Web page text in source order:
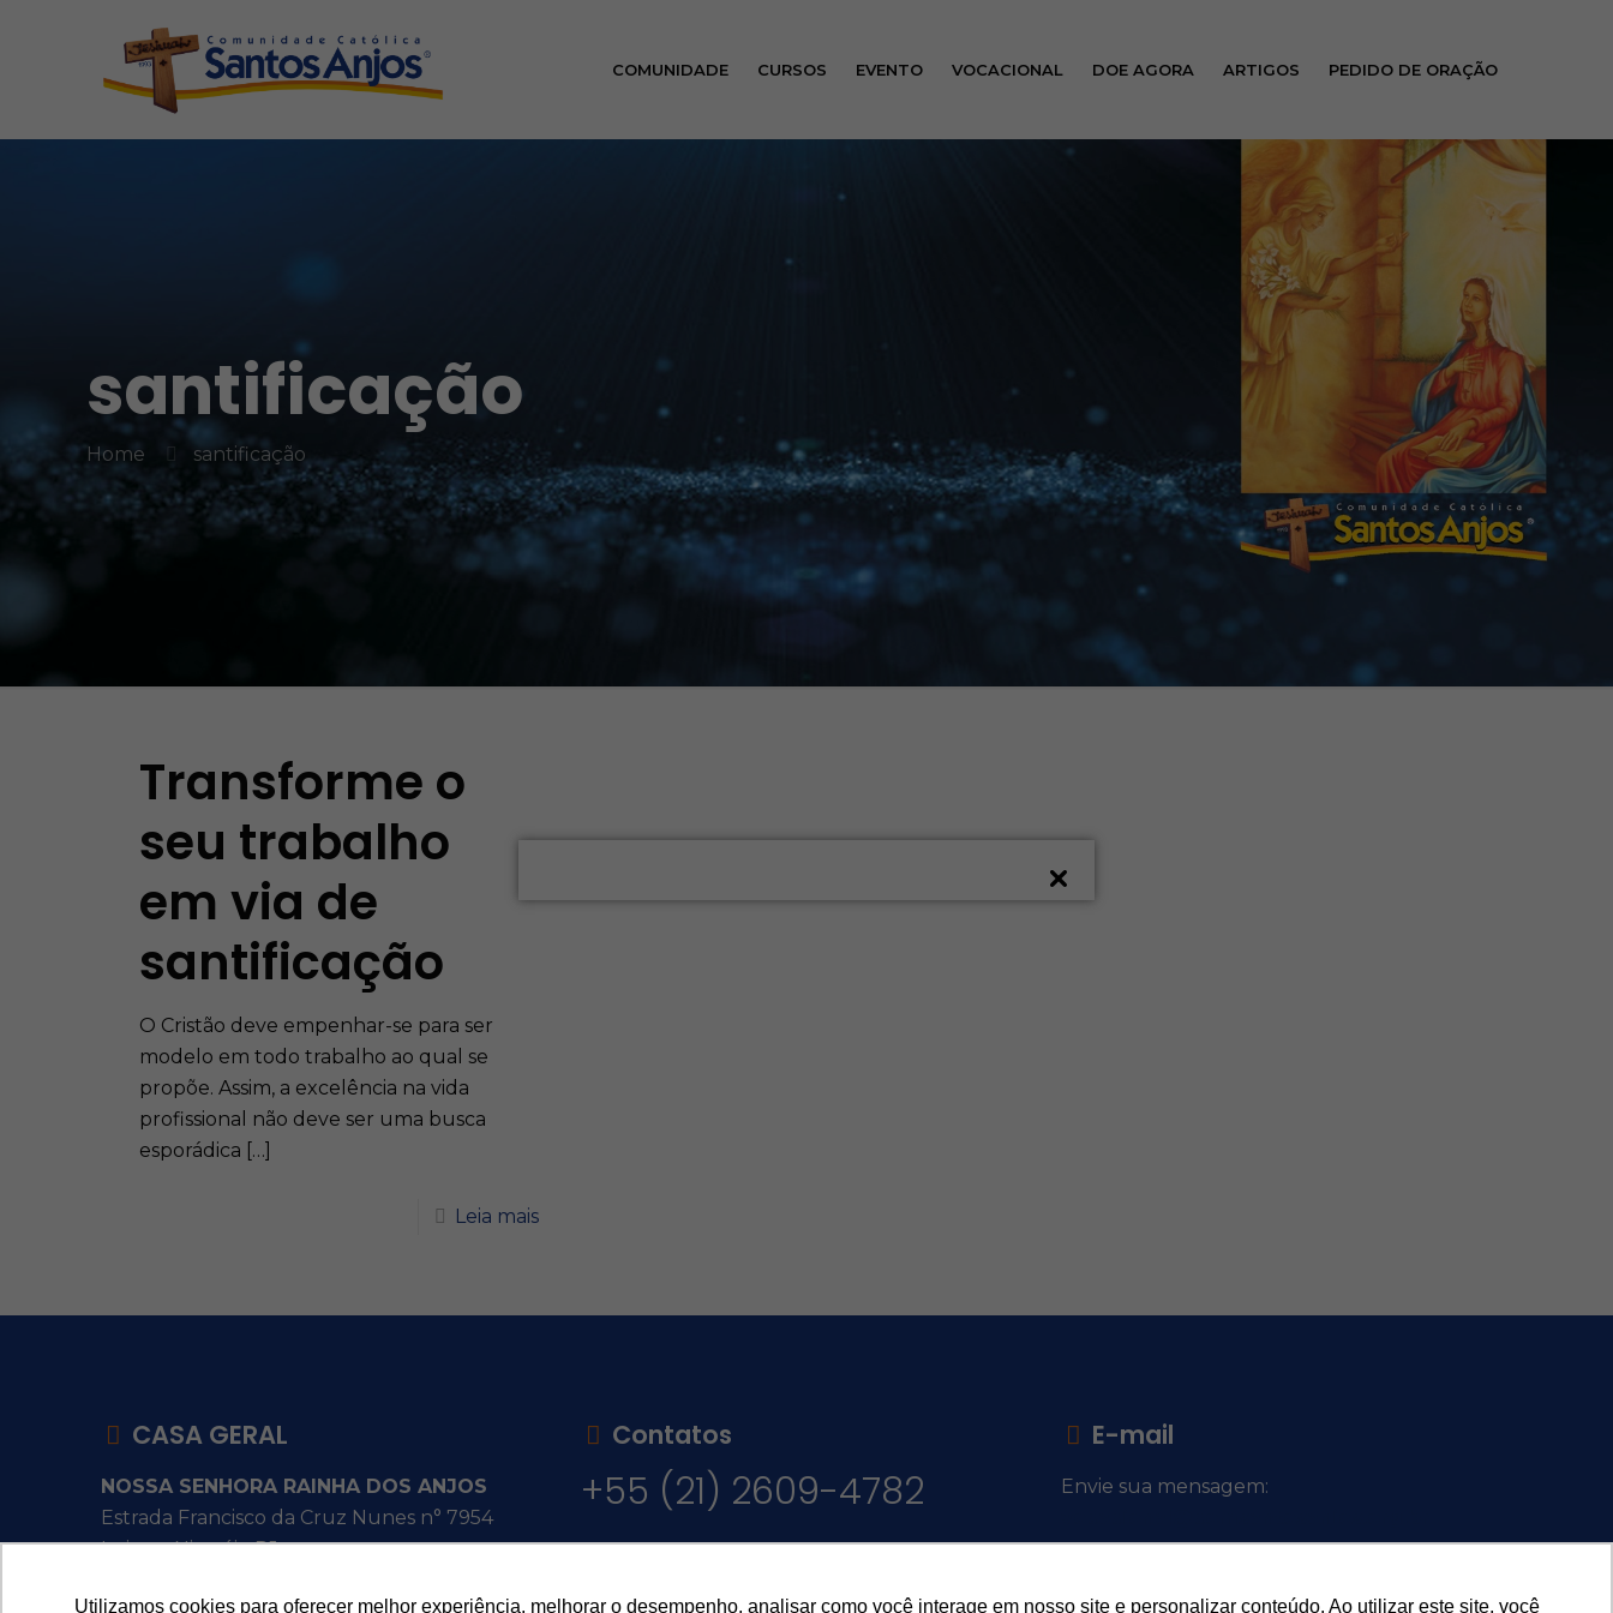
Utilizamos cookies para oferecer melhor experiência, melhorar o desempenho, analisar como você interage em nosso site e personalizar conteúdo. Ao utilizar este site, você
COMUNIDADE CURSOS EVENTO VOCACIONAL DOE AGORA ARTIGOS PEDIDO DE ORAÇÃO
santificação
Home santificação
Transforme o
seu trabalho
em via de
santificação
O Cristão deve empenhar-se para ser
modelo em todo trabalho ao qual se
propõe. Assim, a excelência na vida
profissional não deve ser uma busca
esporádica […]
Leia mais
CASA GERAL
NOSSA SENHORA RAINHA DOS ANJOS
Estrada Francisco da Cruz Nunes n° 7954
Itaipu - Niterói - RJ
Contatos
+55 (21) 2609-4782
E-mail
Envie sua mensagem: